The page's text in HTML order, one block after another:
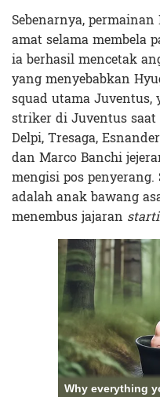
Sebenarnya,
amat selama membela
ia berhasil mencetak
yang menyebabkan
squad utama
striker di Juventus saat
Delpi, Tresaga,
dan Marco Banchi
mengisi pos
adalah anak bawang
menembus jajaran